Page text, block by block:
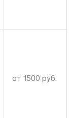
от 1500 руб.